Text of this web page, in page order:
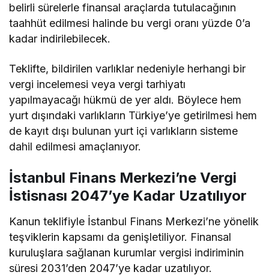
belirli sürelerle finansal araçlarda tutulacağının
taahhüt edilmesi halinde bu vergi oranı yüzde 0’a
kadar indirilebilecek.
Teklifte, bildirilen varlıklar nedeniyle herhangi bir
vergi incelemesi veya vergi tarhiyatı
yapılmayacağı hükmü de yer aldı. Böylece hem
yurt dışındaki varlıkların Türkiye’ye getirilmesi hem
de kayıt dışı bulunan yurt içi varlıkların sisteme
dahil edilmesi amaçlanıyor.
İstanbul Finans Merkezi’ne Vergi
İstisnası 2047’ye Kadar Uzatılıyor
Kanun teklifiyle İstanbul Finans Merkezi’ne yönelik
teşviklerin kapsamı da genişletiliyor. Finansal
kuruluşlara sağlanan kurumlar vergisi indiriminin
süresi 2031’den 2047’ye kadar uzatılıyor.